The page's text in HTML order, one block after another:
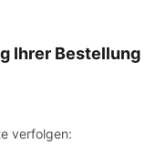
Ihrer Bestellung
verfolgen: